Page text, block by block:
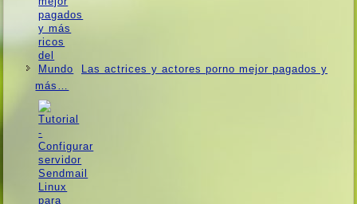
Las actrices y actores porno mejor pagados y
más…